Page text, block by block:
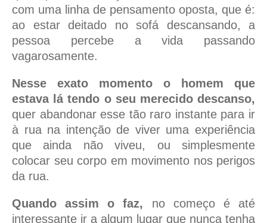
com uma linha de pensamento oposta, que é:
ao estar deitado no sofá descansando, a
pessoa percebe a vida passando
vagarosamente.
Nesse exato momento o homem que
estava lá tendo o seu merecido descanso,
quer abandonar esse tão raro instante para ir
à rua na intenção de viver uma experiência
que ainda não viveu, ou simplesmente
colocar seu corpo em movimento nos perigos
da rua.
Quando assim o faz, no começo é até
interessante ir a algum lugar que nunca tenha